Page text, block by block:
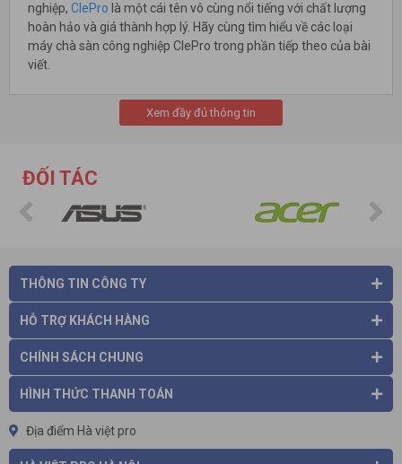
nghiệp, ClePro là một cái tên vô cùng nổi tiếng với chất lượng
hoàn hảo và giá thành hợp lý. Hãy cùng tìm hiểu về các loại
máy chà sàn công nghiệp ClePro trong phần tiếp theo của bài
viết.
Tìm hiểu những điểm đặc biệt của máy chà sàn công
nghiệp Clepro
CleProlà thương hiệu sản xuất các loại thiết bị, máy móc vệ
sinh rất được ưa chuộng trên thị trường. ClePro cung cấp
Xem đầy đủ thông tin
ĐỐI TÁC
THÔNG TIN CÔNG TY
HỖ TRỢ KHÁCH HÀNG
CHÍNH SÁCH CHUNG
HÌNH THỨC THANH TOÁN
Địa điểm Hà việt pro